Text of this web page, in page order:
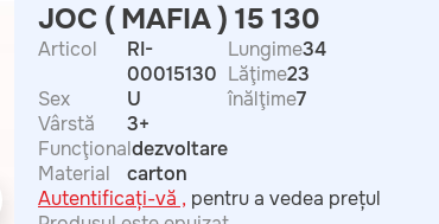
JOC ( MAFIA ) 15 130
Articol
RI-
00015130
Sex
U
Vârstă
3+
Funcţionaldezvoltare
Material
carton
Lungime34
Lăţime23
înălţime7
Autentificați-vă , pentru a vedea prețul